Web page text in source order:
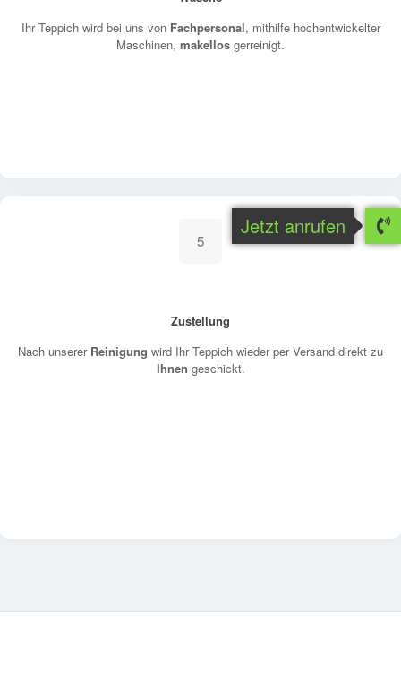
Ihr Teppich wird bei uns von Fachpersonal, mithilfe hochentwickelter
Maschinen, makellos gerreinigt.
5
Zustellung
Nach unserer Reinigung wird Ihr Teppich wieder per Versand direkt zu
Ihnen geschickt.
Jetzt anrufen